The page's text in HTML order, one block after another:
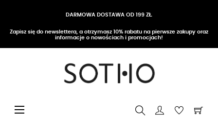
DARMOWA DOSTAWA OD 199 ZŁ
Zapisz się do newslettera, a otrzymasz 10% rabatu na pierwsze zakupy oraz
informacje o nowościach i promocjach!
Przełącz nawigację
☰